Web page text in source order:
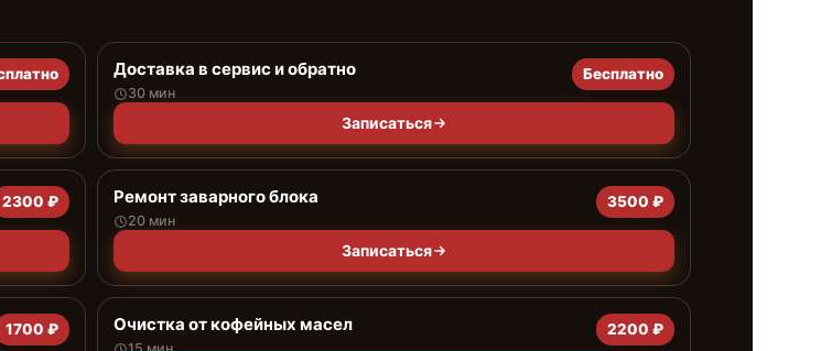
Доставка в сервис и обратно
30 мин
Бесплатно
Записаться
2300 ₽ Ремонт заварного блока
20 мин
3500 ₽
Записаться
1700 ₽ Очистка от кофейных масел 2200 ₽